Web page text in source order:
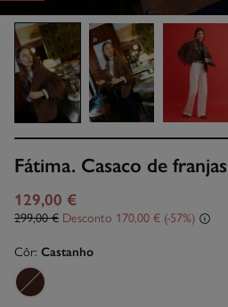
Fátima. Casaco de franjas
129,00 €
299,00 € Desconto 170,00 € 57
Côr: Castanho